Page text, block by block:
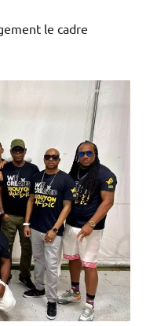
le cadre